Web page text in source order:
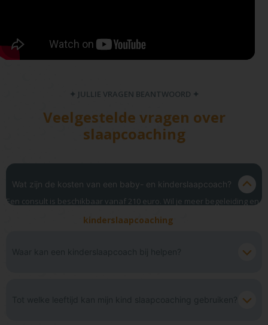
✦ JULLIE VRAGEN BEANTWOORD ✦
Veelgestelde vragen over
slaapcoaching
Wat zijn de kosten van een baby- en kinderslaapcoach?
Een consult is beschikbaar vanaf 210 euro. Wil je meer begeleiding en
kinderslaapcoaching